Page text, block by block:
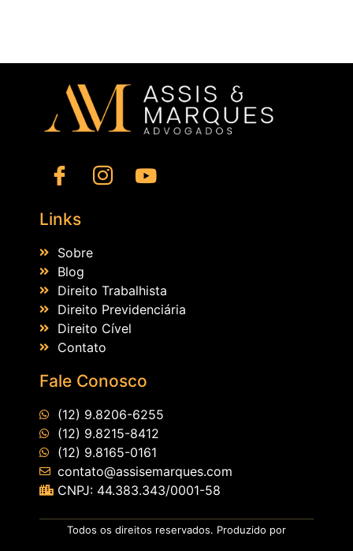
Links
Sobre
Blog
Direito Trabalhista
Direito Previdenciária
Direito Cível
Contato
Fale Conosco
(12) 9.8206-6255
(12) 9.8215-8412
(12) 9.8165-0161
contato@assisemarques.com
CNPJ: 44.383.343/0001-58
Todos os direitos reservados. Produzido por